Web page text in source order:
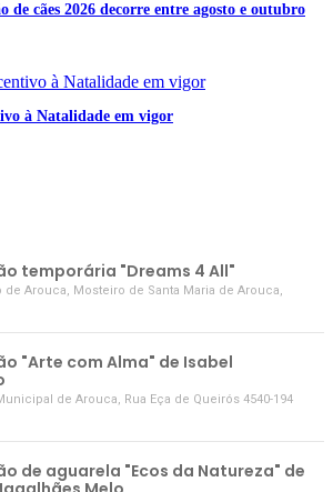
de cães 2026 decorre entre agosto e outubro
à Natalidade em vigor
temporária "Dreams 4 All"
de Arouca, Mosteiro de Santa Maria de Arouca,
"Arte com Alma" de Isabel
de Arouca, Rua Eça de Queirós 4540-194
de aguarela "Ecos da Natureza" de